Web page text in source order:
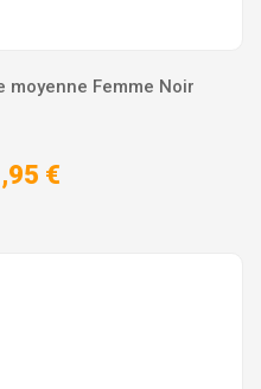
Femme Noir
€